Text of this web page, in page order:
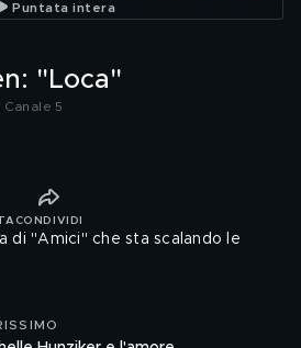
Puntata intera
"Loca"
Canale 5
CONDIVIDI
di "Amici" che sta scalando le